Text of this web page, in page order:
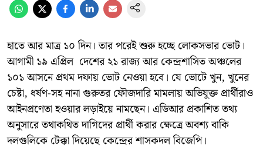
হাতে আর মাত্র ১০ দিন। তার পরেই শুরু হচ্ছে লোকসভার ভোট।
আগামী ১৯ এপ্রিল দেশের ২১ রাজ্য আর কেন্দ্রশাসিত অঞ্চলের
১০১ আসনে প্রথম দফায় ভোট নেওয়া হবে। যে ভোটে খুন, খুনের
চেষ্টা, ধর্ষণ-সহ নানা গুরুতর ফৌজদারি মামলায় অভিযুক্ত প্রার্থীরাও
আইনপ্রণেতা হওয়ার লড়াইয়ে নামছেন। এডিআর প্রকাশিত তথ্য
অনুসারে তথাকথিত দাগিদের প্রার্থী করার ক্ষেত্রে অবশ্য বাকি
দলগুলিকে টেক্কা দিয়েছে কেন্দ্রের শাসকদল বিজেপি।